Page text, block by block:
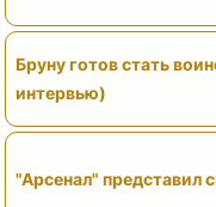
Бруну готов стать
интервью)
"Арсенал" представил